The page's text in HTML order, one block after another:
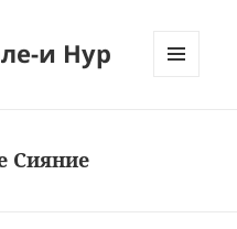
и Нур
Сияние